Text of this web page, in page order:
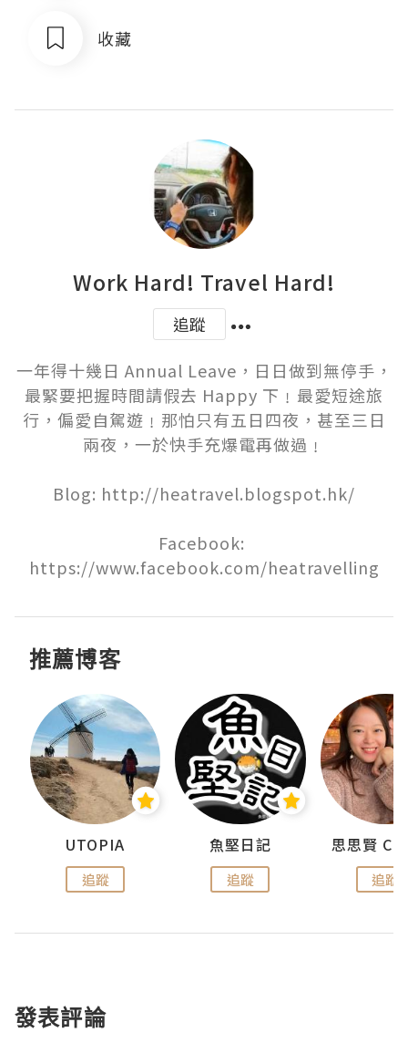
收藏
Work Hard! Travel Hard!
追蹤
一年得十幾日 Annual Leave，日日做到無停手，
最緊要把握時間請假去 Happy 下﹗最愛短途旅
行，偏愛自駕遊﹗那怕只有五日四夜，甚至三日
兩夜，一於快手充爆電再做過﹗
Blog: http://heatravel.blogspot.hk/
Facebook:
https://www.facebook.com/heatravelling
推薦博客
UTOPIA
追蹤
魚堅日記
追蹤 追蹤
發表評論